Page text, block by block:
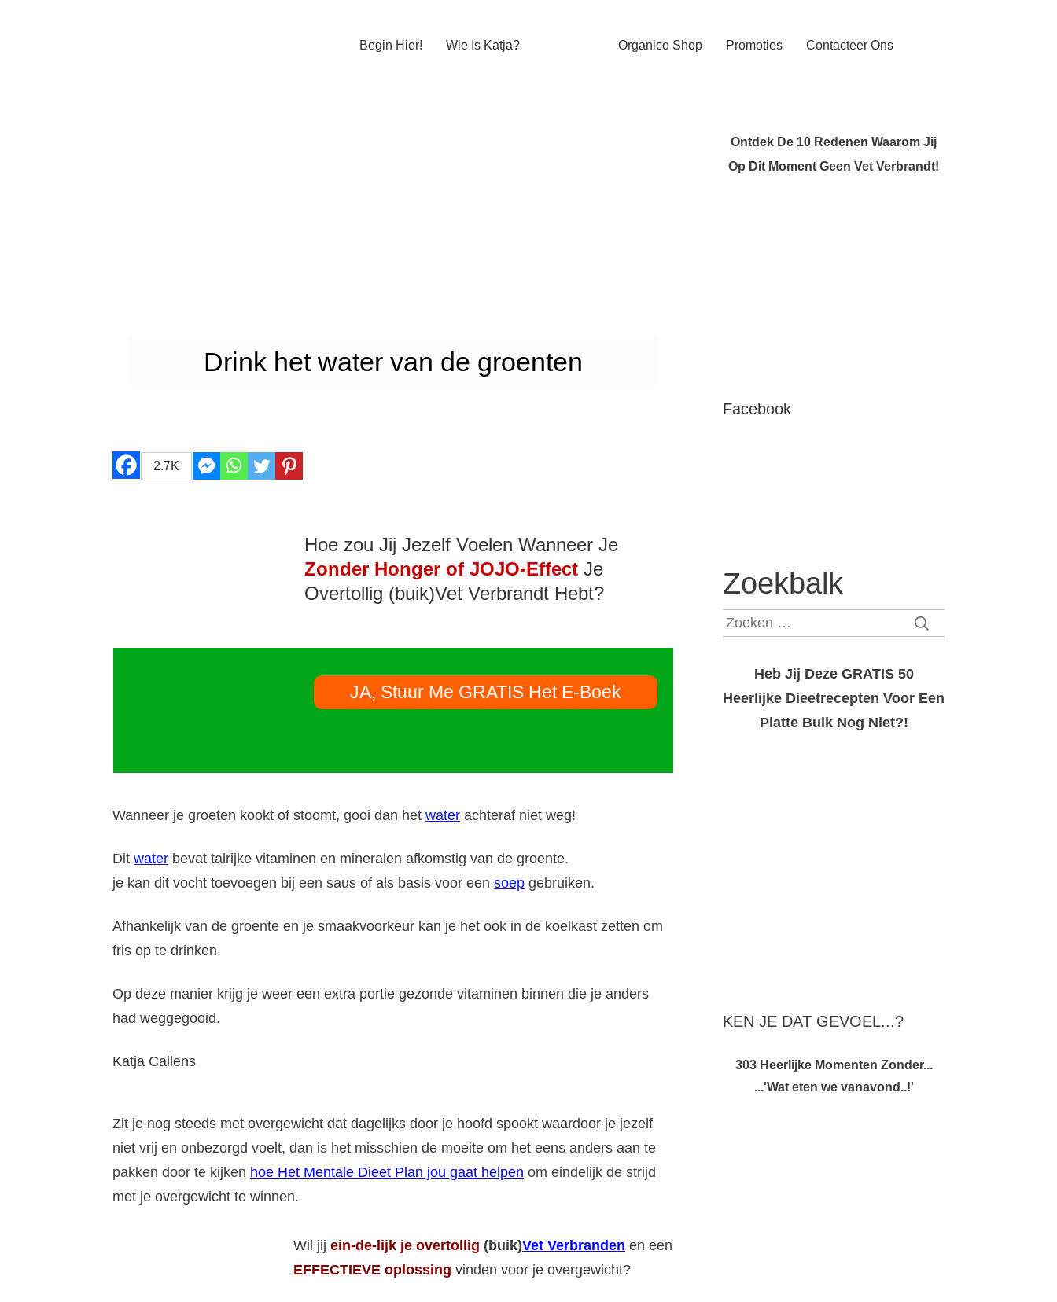
Begin Hier! Wie Is Katja? Organico Shop Promoties Contacteer Ons
Drink het water van de groenten
2.7K
Hoe zou Jij Jezelf Voelen Wanneer Je
Zonder Honger of JOJO-Effect Je
Overtollig (buik)Vet Verbrandt Hebt?
JA, Stuur Me GRATIS Het E-Boek
Wanneer je groeten kookt of stoomt, gooi dan het water achteraf niet weg!
Dit water bevat talrijke vitaminen en mineralen afkomstig van de groente.
je kan dit vocht toevoegen bij een saus of als basis voor een soep gebruiken.
Afhankelijk van de groente en je smaakvoorkeur kan je het ook in de koelkast zetten om
fris op te drinken.
Op deze manier krijg je weer een extra portie gezonde vitaminen binnen die je anders
had weggegooid.
Katja Callens
Zit je nog steeds met overgewicht dat dagelijks door je hoofd spookt waardoor je jezelf
niet vrij en onbezorgd voelt, dan is het misschien de moeite om het eens anders aan te
pakken door te kijken hoe Het Mentale Dieet Plan jou gaat helpen om eindelijk de strijd
met je overgewicht te winnen.
Wil jij ein-de-lijk je overtollig (buik)Vet Verbranden en een
EFFECTIEVE oplossing vinden voor je overgewicht?
Ontdek De 10 Redenen Waarom Jij
Op Dit Moment Geen Vet Verbrandt!
Facebook
Zoekbalk
Zoeken
Heb Jij Deze GRATIS 50
Heerlijke Dieetrecepten Voor Een
Platte Buik Nog Niet?!
KEN JE DAT GEVOEL...?
303 Heerlijke Momenten Zonder...
...'Wat eten we vanavond..!'